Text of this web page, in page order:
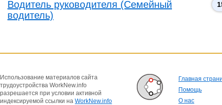
Водитель руководителя (Семейный
водитель)
Использование материалов сайта
трудоустройства WorkNew.info
разрешается при условии активной
индексируемой ссылки на WorkNew.info
Главная
Помощь
О нас